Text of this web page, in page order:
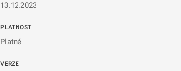
13.12.2023
PLATNOST
Platné
VERZE